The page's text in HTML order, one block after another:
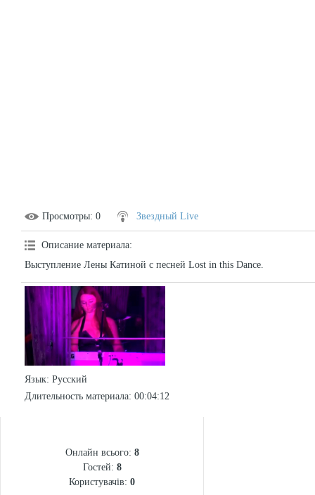
Просмотры: 0 Звездный Live
Описание материала:
Выступление Лены Катиной с песней Lost in this Dance.
Язык: Русский
Длительность материала: 00:04:12
Онлайн всього: 8
Гостей: 8
Користувачів: 0